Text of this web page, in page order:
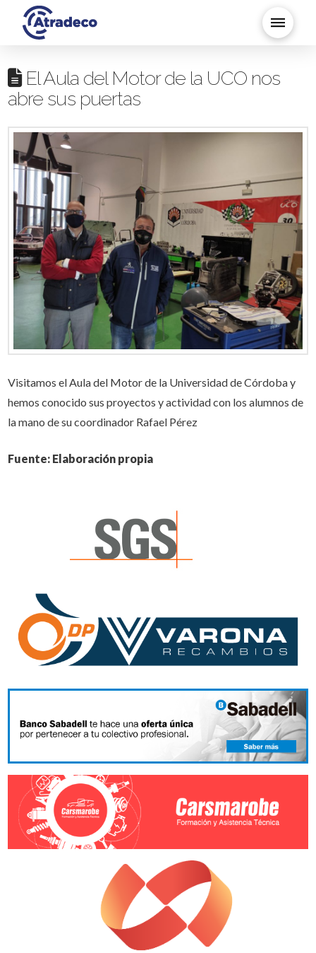
El Aula del Motor de la UCO nos
abre sus puertas
Visitamos el Aula del Motor de la Universidad de Córdoba y
hemos conocido sus proyectos y actividad con los alumnos de
la mano de su coordinador Rafael Pérez
Fuente: Elaboración propia